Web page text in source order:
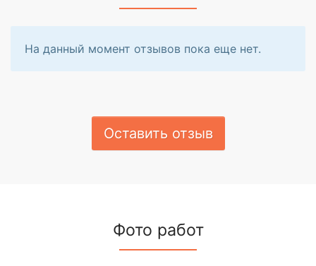
На данный момент отзывов пока еще нет.
Оставить отзыв
Фото работ